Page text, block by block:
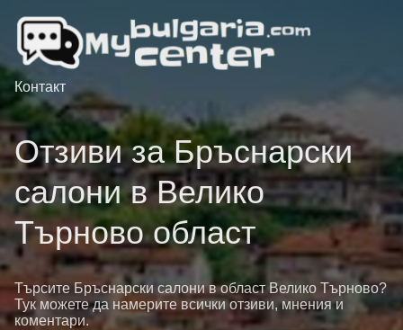
Контакт
Отзиви за Бръснарски
салони в Велико
Търново област
Търсите Бръснарски салони в област Велико Търново?
Тук можете да намерите всички отзиви, мнения и
коментари.